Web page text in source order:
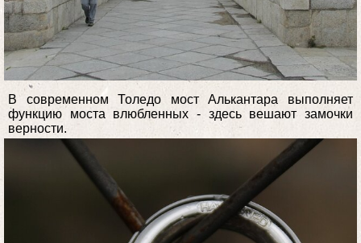
В современном Толедо мост Алькантара выполняет
функцию моста влюбленных - здесь вешают замочки
верности.